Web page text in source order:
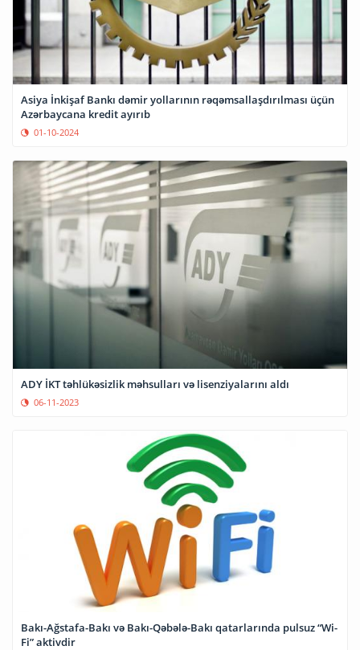
Asiya İnkişaf Bankı dəmir yollarının rəqəmsallaşdırılması üçün
Azərbaycana kredit ayırıb
01-10-2024
ADY İKT təhlükəsizlik məhsulları və lisenziyalarını aldı
06-11-2023
Bakı-Ağstafa-Bakı və Bakı-Qəbələ-Bakı qatarlarında pulsuz “Wi-
Fi” aktivdir